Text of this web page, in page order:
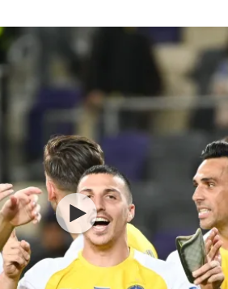
הפועל תל אביב
הפועל חיפה
הפועל באר שבע
מכבי נתניה